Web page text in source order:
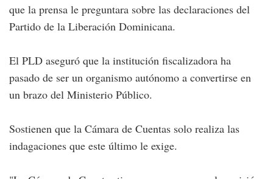
que la prensa le preguntara sobre las declaraciones del
Partido de la Liberación Dominicana.
El PLD aseguró que la institución fiscalizadora ha
pasado de ser un organismo autónomo a convertirse en
un brazo del Ministerio Público.
Sostienen que la Cámara de Cuentas solo realiza las
indagaciones que este último le exige.